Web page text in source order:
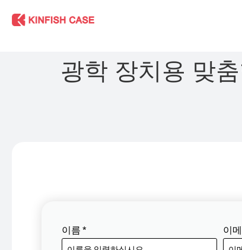
광학 장치용 맞
이름 * 이